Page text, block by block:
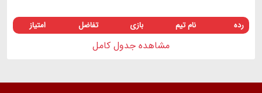
رده نام تیم بازی تفاضل امتیاز
مشاهده جدول کامل